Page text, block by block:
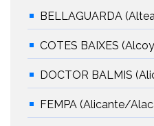
BELLAGUARDA
COTES BAIXES
DOCTOR BALMIS
FEMPA (Alicante/